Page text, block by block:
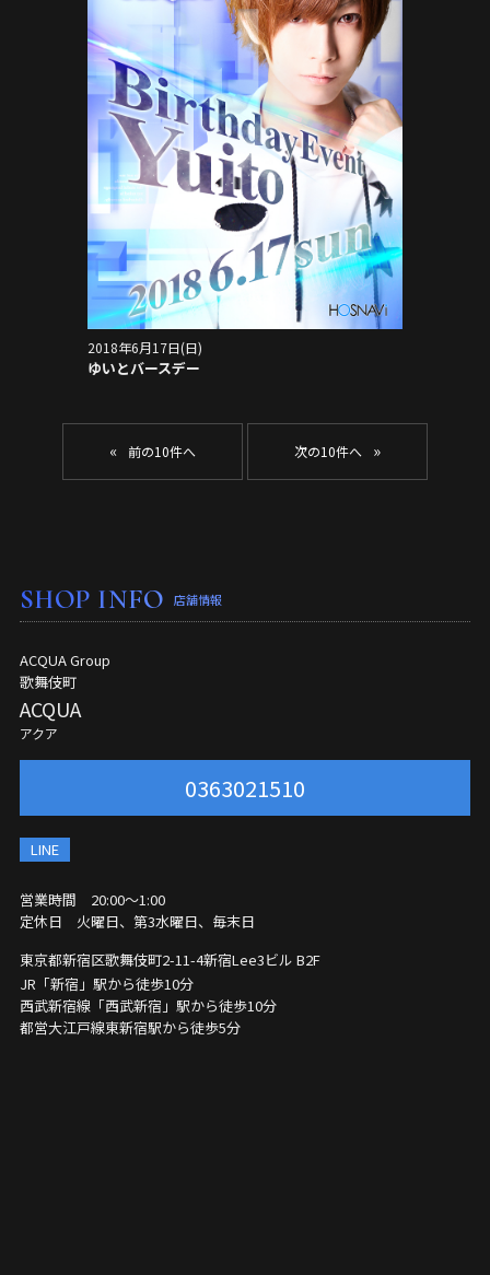
2018年6月17日(日)
ゆいとバースデー
« »
SHOP INFO 店舗情報
ACQUA Group
歌舞伎町
ACQUA
アクア
0363021510
LINE
営業時間 20:00〜1:00
定休日 火曜日、第3水曜日、毎末日
東京都新宿区歌舞伎町2-11-4新宿Lee3ビル B2F
JR「新宿」駅から徒歩10分
西武新宿線「西武新宿」駅から徒歩10分
都営大江戸線東新宿駅から徒歩5分